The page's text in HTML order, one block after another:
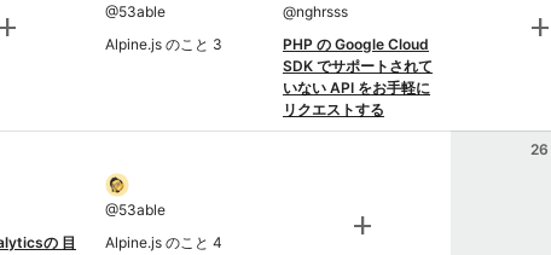
add @53able
Alpine.js のこと 3
@nghrsss
PHP の Google Cloud
SDK でサポートされて
いない API をお手軽に
リクエストする
add
の 目
@53able
Alpine.js のこと 4
add
26